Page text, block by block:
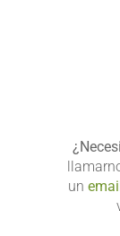
un email